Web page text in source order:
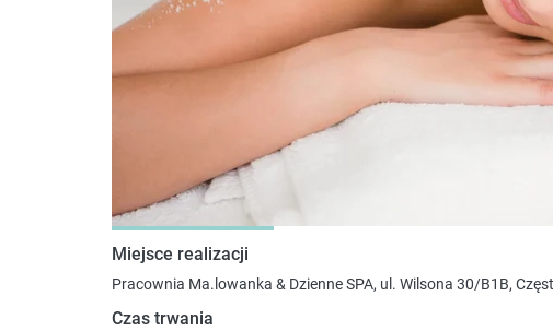
Miejsce realizacji
Pracownia Ma.lowanka & Dzienne SPA, ul. Wilsona 30/B1B,
Czas trwania